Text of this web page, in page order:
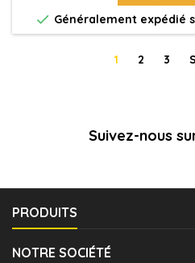
 Généralement expédié
1 2 3
Suivez-nous
PRODUITS
NOTRE SOCIÉTÉ